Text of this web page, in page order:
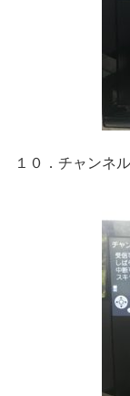
１０．チャンネ